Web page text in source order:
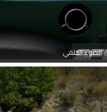
الضوء الخلفي